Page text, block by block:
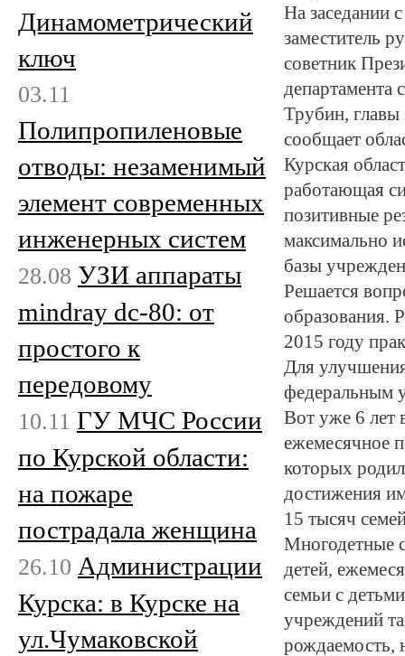
На заседании
заместитель
советник
департамента
Трубин, главы
сообщает
Курская
работающая
позитивные
максимально
базы
Решается
образования.
2015 году
Для
федеральным
Вот уже 6 лет
ежемесячное
которых
достижения
15 тысяч
Многодетные
детей,
семьи с
учреждений
рождаемость,
Динамометрический
ключ
03.11
Полипропиленовые
отводы: незаменимый
элемент современных
инженерных систем
28.08 УЗИ аппараты
mindray dc-80: от
простого к
передовому
10.11 ГУ МЧС России
по Курской области:
на пожаре
пострадала женщина
26.10 Администрации
Курска: в Курске на
ул.Чумаковской